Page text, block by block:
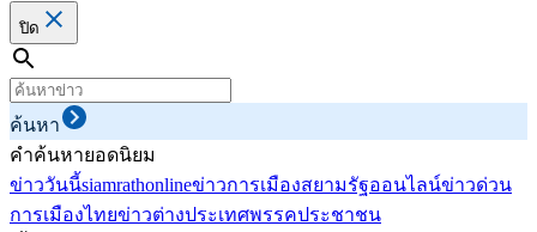
ปิด
ค้นหา
คำค้นหายอดนิยม
ข่าววันนี้siamrathonlineข่าวการเมืองสยามรัฐออนไลน์ข่าวด่วน
การเมืองไทยข่าวต่างประเทศพรรคประชาชน